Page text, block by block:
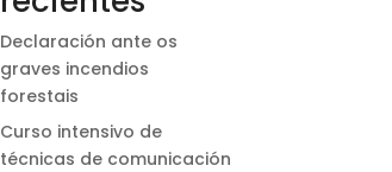
Declaración ante os
graves incendios
forestais
Curso intensivo de
técnicas de comunicación